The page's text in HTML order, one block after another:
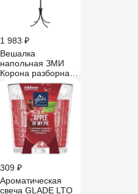
1 983 ₽
Вешалка
напольная ЗМИ
Корона разборная /
цвет черный ВНП
366 Ч ВНП 366 Ч
309 ₽
Ароматическая
свеча GLADE LTO